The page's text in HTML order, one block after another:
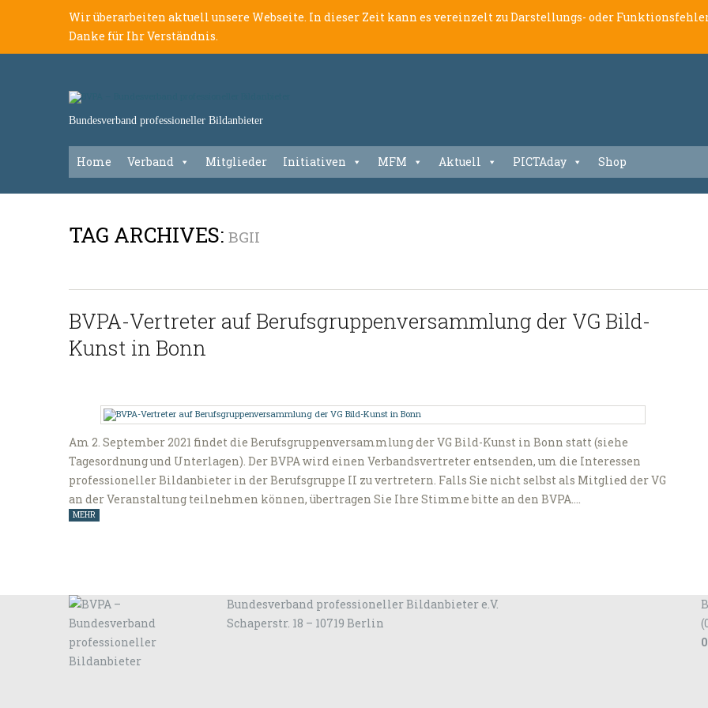
Wir überarbeiten aktuell unsere Webseite. In dieser Zeit kann es vereinzelt zu Darstellungs- oder
Danke für Ihr Verständnis.
Bundesverband professioneller Bildanbieter
Home Verband Mitglieder Initiativen MFM Aktuell PICTAday Shop
TAG ARCHIVES: BGII
BVPA-Vertreter auf Berufsgruppenversammlung der VG Bild-
Kunst in Bonn
Am 2. September 2021 findet die Berufsgruppenversammlung der VG Bild-Kunst in Bonn statt (siehe
Tagesordnung und Unterlagen). Der BVPA wird einen Verbandsvertreter entsenden, um die Interessen
professioneller Bildanbieter in der Berufsgruppe II zu vertretern. Falls Sie nicht selbst als Mitglied der VG
an der Veranstaltung teilnehmen können, übertragen Sie Ihre Stimme bitte an den BVPA.…
MEHR
Bundesverband professioneller Bildanbieter e.V.
Schaperstr. 18 – 10719 Berlin